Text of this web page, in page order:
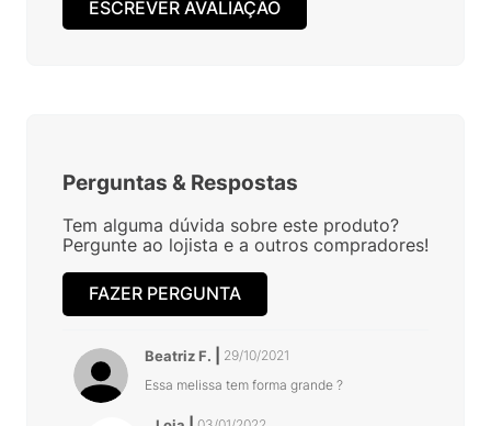
ESCREVER AVALIAÇÃO
Perguntas & Respostas
Tem alguma dúvida sobre este produto?
Pergunte ao lojista e a outros compradores!
FAZER PERGUNTA
Beatriz F.
29/10/2021
Essa melissa tem forma grande ?